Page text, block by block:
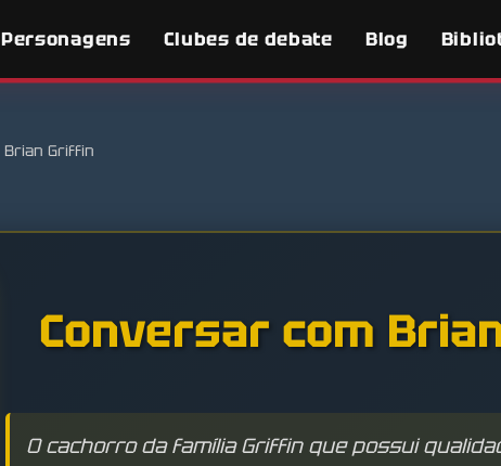
Personagens Clubes de debate Blog
Brian Griffin
Conversar com
O cachorro da família Griffin que possui